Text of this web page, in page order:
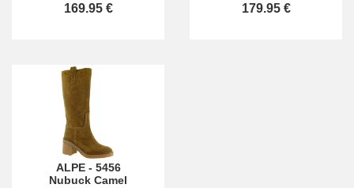
169.95 € 179.95 €
ALPE- 5456
Nubuck Camel